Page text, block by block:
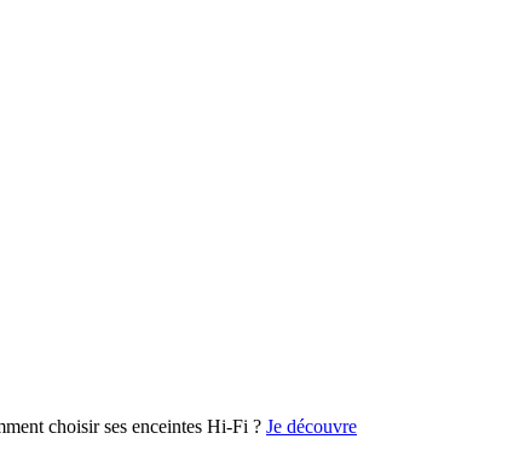
choisir ses enceintes Hi-Fi ? Je découvre